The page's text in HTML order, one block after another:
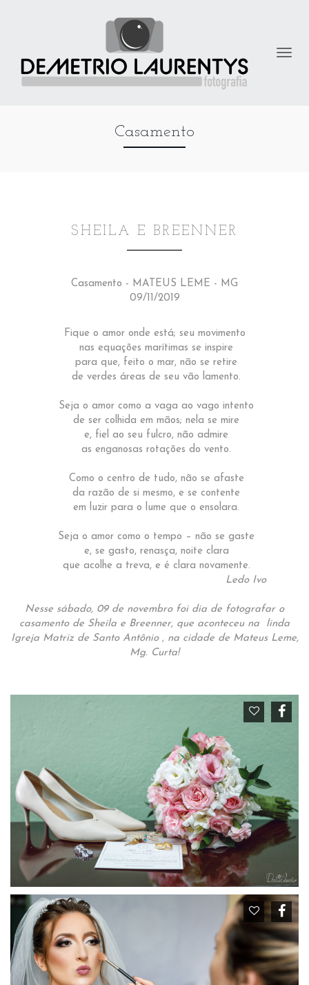
Casamento
SHEILA E BREENNER
Casamento - MATEUS LEME - MG
09/11/2019
Fique o amor onde está; seu movimento
nas equações marítimas se inspire
para que, feito o mar, não se retire
de verdes áreas de seu vão lamento.
Seja o amor como a vaga ao vago intento
de ser colhida em mãos; nela se mire
e, fiel ao seu fulcro, não admire
as enganosas rotações do vento.
Como o centro de tudo, não se afaste
da razão de si mesmo, e se contente
em luzir para o lume que o ensolara.
Seja o amor como o tempo – não se gaste
e, se gasto, renasça, noite clara
que acolhe a treva, e é clara novamente.
Ledo Ivo
Nesse sábado, 09 de novembro foi dia de fotografar o
casamento de Sheila e Breenner, que aconteceu na linda
Igreja Matriz de Santo Antônio , na cidade de Mateus Leme,
Mg. Curta!